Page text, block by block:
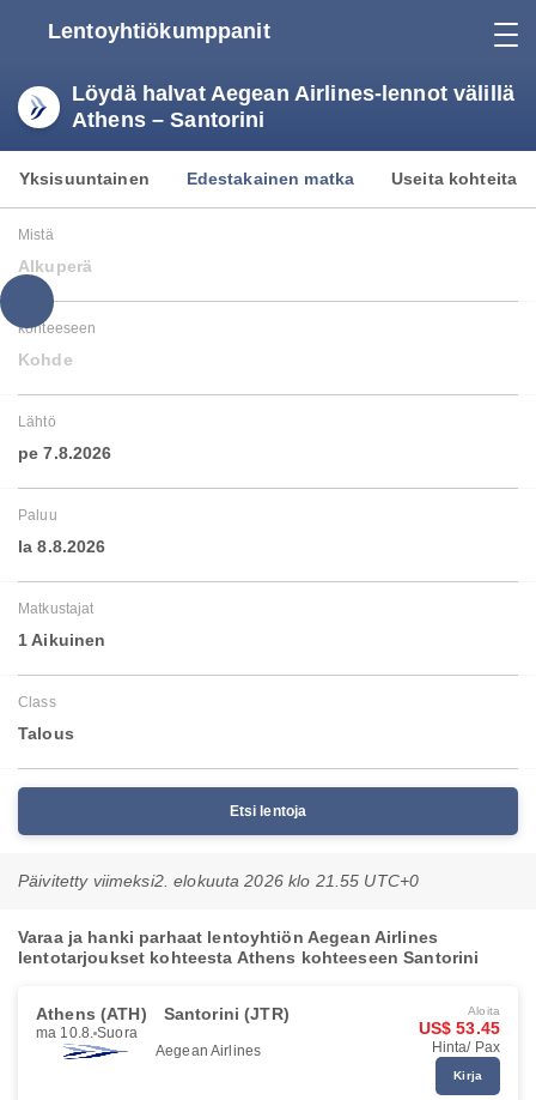
Lentoyhtiökumppanit
Löydä halvat Aegean Airlines-lennot välillä
Athens – Santorini
Yksisuuntainen Edestakainen matka Useita kohteita
Mistä
Alkuperä
kohteeseen
Kohde
Lähtö
pe 7.8.2026
Paluu
la 8.8.2026
Matkustajat
1 Aikuinen
Class
Talous
Etsi lentoja
Päivitetty viimeksi2. elokuuta 2026 klo 21.55 UTC+0
Varaa ja hanki parhaat lentoyhtiön Aegean Airlines
lentotarjoukset kohteesta Athens kohteeseen Santorini
Athens (ATH) Santorini (JTR)
ma 10.8. Suora
Aegean Airlines
Aloita
US$ 53.45
Hinta/ Pax
Kirja